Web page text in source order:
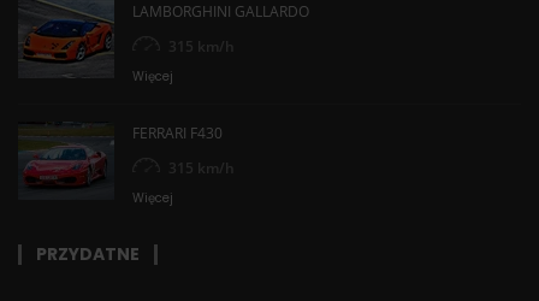
LAMBORGHINI GALLARDO
315 km/h
Więcej
FERRARI F430
315 km/h
Więcej
PRZYDATNE